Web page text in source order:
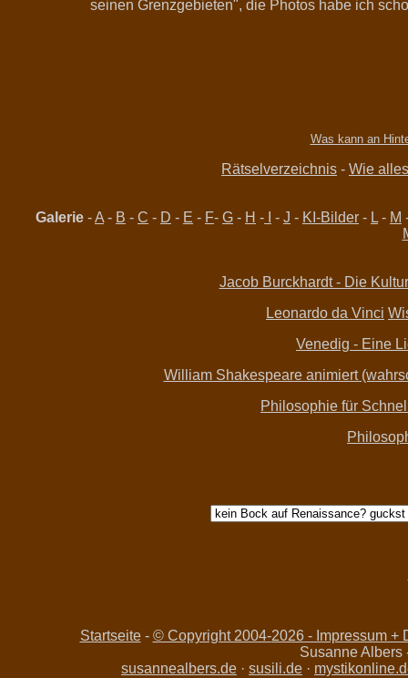
seinen Grenzgebieten", die Photos habe ich
Was kann an
Rätselverzeichnis - Wie
Galerie -A- B - C - D - E - F- G - H - - J - KI-Bilder - L- M
Jacob Burckhardt - Die
Leonardo da Vinci
Venedig - Eine
William Shakespeare animiert
Philosophie für
Startseite- © Copyright 2004-2026 - Impressum +
Susanne Albers
susannealbers.de · susili.de ·